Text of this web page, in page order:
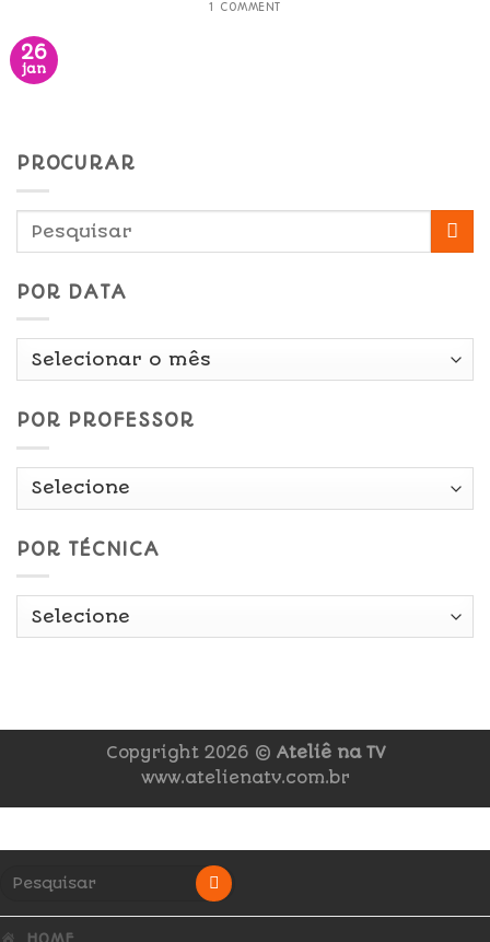
1 COMMENT
26
jan
PROCURAR
POR DATA
Por
POR PROFESSOR
POR TÉCNICA
Copyright 2026 © Ateliê na TV
www.atelienatv.com.br